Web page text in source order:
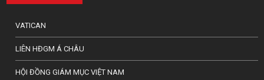
VATICAN
LIÊN HĐGM Á CHÂU
HỘI ĐỒNG GIÁM MỤC VIỆT NAM